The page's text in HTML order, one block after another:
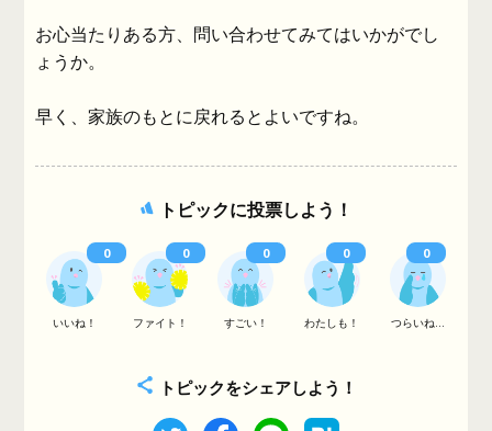
お心当たりある方、問い合わせてみてはいかがでし
ょうか。
早く、家族のもとに戻れるとよいですね。
トピックに投票しよう！
いいね！ ファイト！ すごい！ わたしも！ つらいね...
0 0 0 0 0
トピックをシェアしよう！